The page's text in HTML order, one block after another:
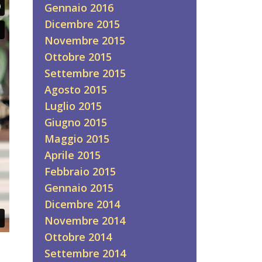
Gennaio 2016
Dicembre 2015
Novembre 2015
Ottobre 2015
Settembre 2015
Agosto 2015
Luglio 2015
Giugno 2015
Maggio 2015
Aprile 2015
Febbraio 2015
Gennaio 2015
Dicembre 2014
Novembre 2014
Ottobre 2014
Settembre 2014